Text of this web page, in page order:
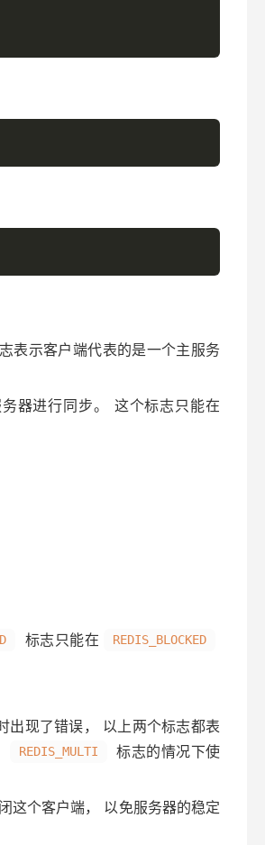
表示客户端代表的是一个主服务
器进行同步。 这个标志只能在
标志只能在 REDIS_BLOCKED
出现了错误， 以上两个标志都表
REDIS_MULTI
标志的情况下使
这个客户端， 以免服务器的稳定